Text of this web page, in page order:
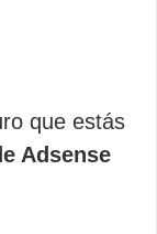
que estás
Adsense